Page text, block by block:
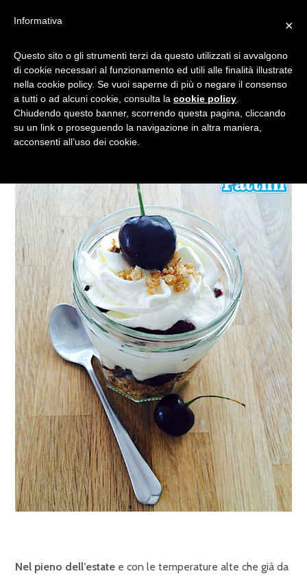
RICETTA CHEESECAKE IN
BARATTOLO SENZA
COTTURA
Nel pieno dell’estate e con le temperature alte che già da
×
Informativa
Questo sito o gli strumenti terzi da questo utilizzati si avvalgono
di cookie necessari al funzionamento ed utili alle finalità illustrate
nella cookie policy. Se vuoi saperne di più o negare il consenso
a tutti o ad alcuni cookie, consulta la cookie policy
Chiudendo questo banner, scorrendo questa pagina, cliccando
su un link o proseguendo la navigazione in altra maniera,
acconsenti all’uso dei cookie.